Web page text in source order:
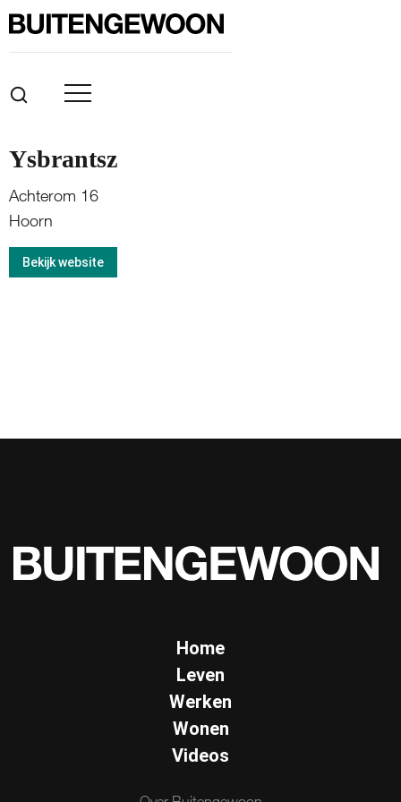
Ysbrantsz
Achterom 16
Hoorn
Bekijk website
Home
Leven
Werken
Wonen
Videos